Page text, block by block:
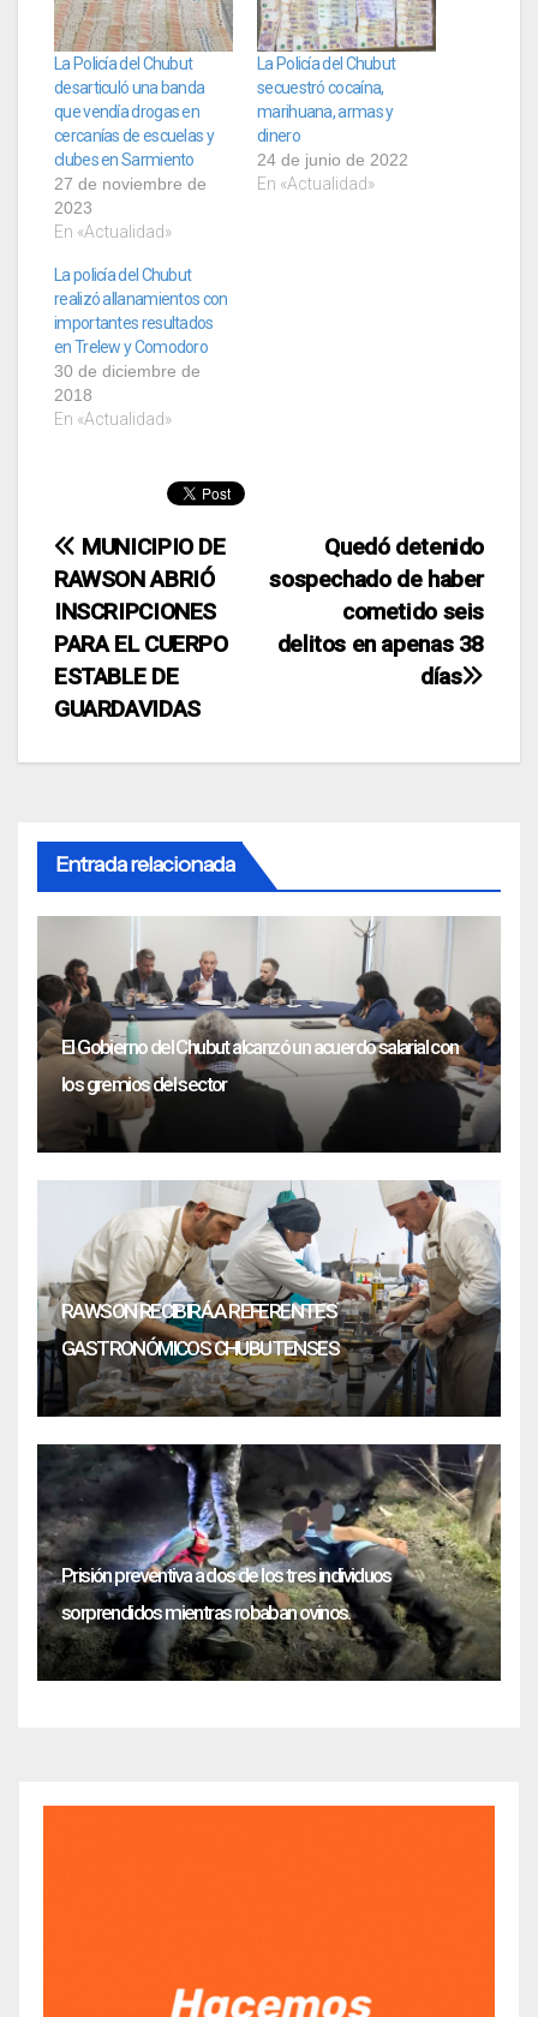
La Policía del Chubut
desarticuló una banda
que vendía drogas en
cercanías de escuelas y
clubes en Sarmiento
27 de noviembre de
2023
En «Actualidad»
La Policía del Chubut
secuestró cocaína,
marihuana, armas y
dinero
24 de junio de 2022
En «Actualidad»
La policía del Chubut
realizó allanamientos con
importantes resultados
en Trelew y Comodoro
30 de diciembre de
2018
En «Actualidad»
Navegación
de
entradas
Quedó detenido
sospechado de haber
cometido seis
delitos en apenas 38
días
MUNICIPIO DE
RAWSON ABRIÓ
INSCRIPCIONES
PARA EL CUERPO
ESTABLE DE
GUARDAVIDAS
Entrada relacionada
El Gobierno del Chubut alcanzó un acuerdo salarial con
los gremios del sector
RAWSON RECIBIRÁ A REFERENTES
GASTRONÓMICOS CHUBUTENSES
Prisión preventiva a dos de los tres individuos
sorprendidos mientras robaban ovinos.